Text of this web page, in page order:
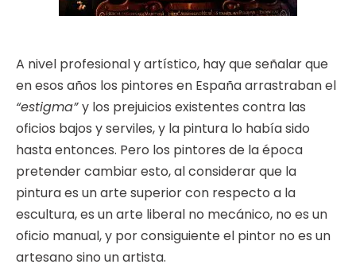
A nivel profesional y artístico, hay que señalar que
en esos años los pintores en España arrastraban el
“estigma”y los prejuicios existentes contra las
oficios bajos y serviles, y la pintura lo había sido
hasta entonces. Pero los pintores de la época
pretender cambiar esto, al considerar que la
pintura es un arte superior con respecto a la
escultura, es un arte liberal no mecánico, no es un
oficio manual, y por consiguiente el pintor no es un
artesano sino un artista.